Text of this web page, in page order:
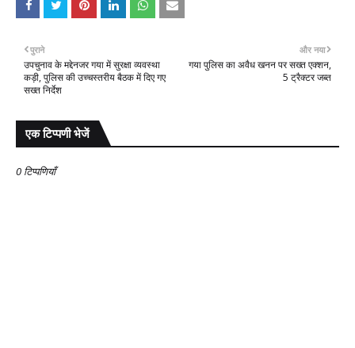
और नया
गया पुलिस का अवैध खनन पर सख्त एक्शन,
5 ट्रैक्टर जब्त
पुराने
उपचुनाव के मद्देनजर गया में सुरक्षा व्यवस्था
कड़ी, पुलिस की उच्चस्तरीय बैठक में दिए गए
सख्त निर्देश
एक टिप्पणी भेजें
0 टिप्पणियाँ